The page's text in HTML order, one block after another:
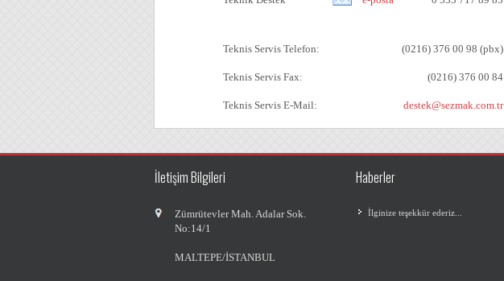
Teknis Servis Telefon: (0216) 376 00 98 (pbx)
Teknis Servis Fax: (0216) 376 00 84
Teknis Servis E-Mail: destek@sezmak.com.tr
İletişim Bilgileri
Zümrütevler Mah. Adalar Sok.
No:14/1
MALTEPE/İSTANBUL
Haberler
Maltepe/İST